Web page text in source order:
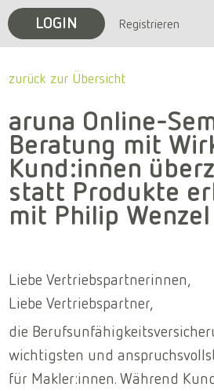
LOGIN Registrieren
Karriere
zurück zur Übersicht
aruna Online-
Beratung mit
Kund:innen
statt Produkte
mit Philip Wenzel
Liebe Vertriebspartnerinnen,
Liebe Vertriebspartner,
die
wichtigsten und
für Makler:innen. Während